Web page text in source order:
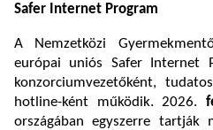
Safer Internet Program
A Nemzetközi
európai uniós Safer Internet
konzorciumvezetőként,
hotline-ként működik. 2026.
országában egyszerre